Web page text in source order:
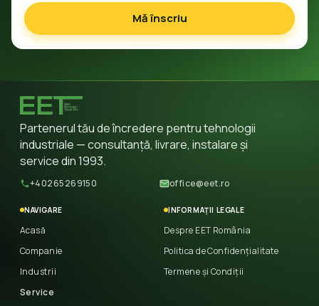
Mă înscriu
Partenerul tău de încredere pentru tehnologii
industriale — consultanță, livrare, instalare și
service din 1993.
+40265269150 office@eet.ro
NAVIGARE
Acasă
Companie
Industrii
Service
INFORMAȚII LEGALE
Despre EET România
Politica de Confidențialitate
Termene și Condiții